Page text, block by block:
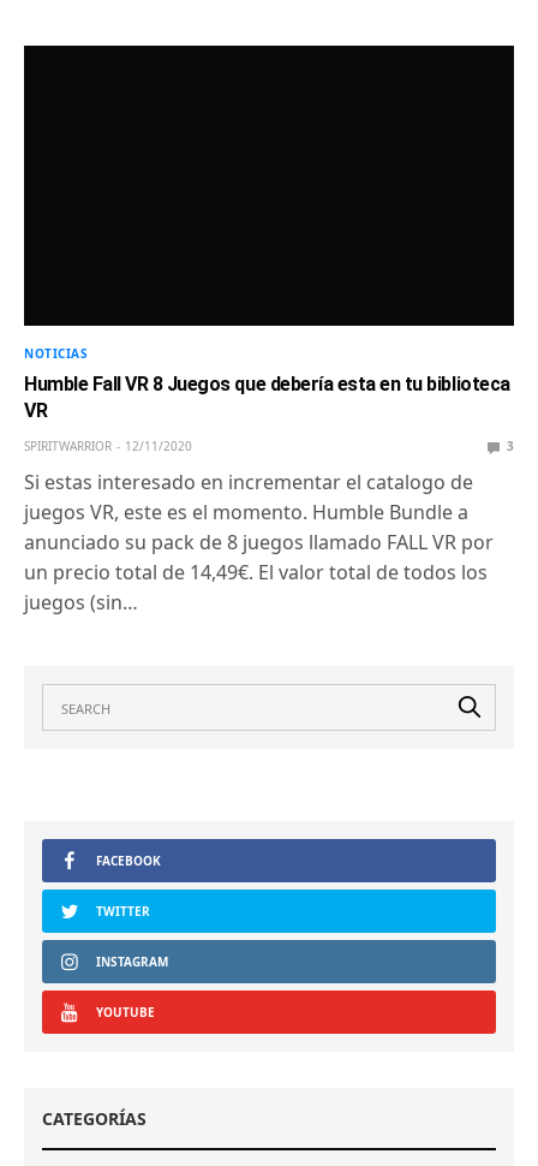
NOTICIAS
Humble Fall VR 8 Juegos que debería esta en tu biblioteca
VR
SPIRITWARRIOR 12/11/2020 3
Si estas interesado en incrementar el catalogo de
juegos VR, este es el momento. Humble Bundle a
anunciado su pack de 8 juegos llamado FALL VR por
un precio total de 14,49€. El valor total de todos los
juegos (sin…
FACEBOOK
TWITTER
INSTAGRAM
YOUTUBE
CATEGORÍAS